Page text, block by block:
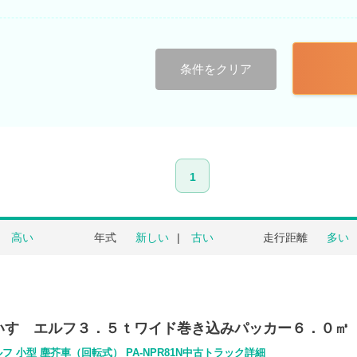
条件をクリア
1
高い 年式 新しい 古い 走行距離 多い
すゞエルフ３．５ｔワイド巻き込みパッカー６．０㎥
小型 塵芥車（回転式） PA-NPR81N中古トラック詳細